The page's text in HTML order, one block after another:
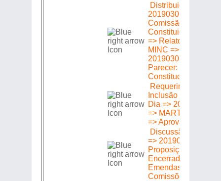
Distribuição =>
20190301606 =>
Comissão de
Constituição e
=> Relator: CARLOS
MINC => Proposição
20190301606 =>
Parecer: Pela
Constitucionalidade
Requerimento de
Inclusão na Ordem
Dia =>
=> MARTHA
=> Aprovado
Discussão Primeira
=> 20190301606 =>
Proposição =>
Encerrada Volta
Emendas às
Comissões